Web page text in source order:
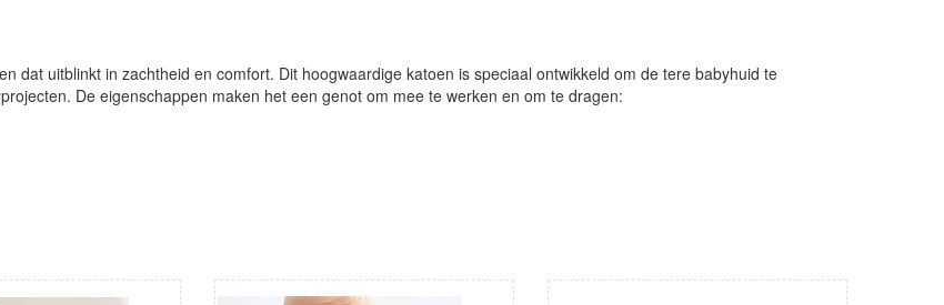
dat uitblinkt in zachtheid en comfort. Dit hoogwaardige katoen is speciaal ontwikkeld om de tere babyhuid te
De eigenschappen maken het een genot om mee te werken en om te dragen: